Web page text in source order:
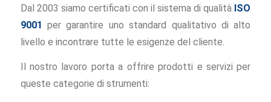
Dal 2003 siamo certificati con il sistema di qualità ISO
9001 per garantire uno standard qualitativo di alto
livello e incontrare tutte le esigenze del cliente.
Il nostro lavoro porta a offrire prodotti e servizi per
queste categorie di strumenti: